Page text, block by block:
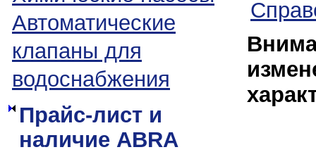
Автоматические
клапаны для
водоснабжения
Прайс-лист и
наличие ABRA